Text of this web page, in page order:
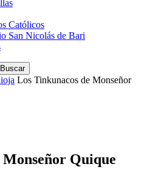
Católicos
San Nicolás de Bari
Los Tinkunacos de Monseñor
Quique